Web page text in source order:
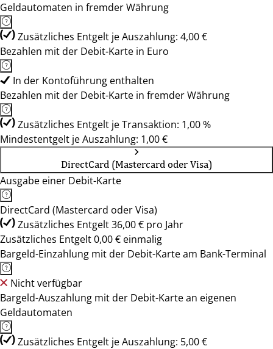
Geldautomaten in fremder Währung
Zusätzliches Entgelt je Auszahlung: 4,00 €
Bezahlen mit der Debit-Karte in Euro
In der Kontoführung enthalten
Bezahlen mit der Debit-Karte in fremder Währung
Zusätzliches Entgelt je Transaktion: 1,00 %
Mindestentgelt je Auszahlung: 1,00 €
DirectCard (Mastercard oder Visa)
Ausgabe einer Debit-Karte
DirectCard (Mastercard oder Visa)
Zusätzliches Entgelt 36,00 € pro Jahr
Zusätzliches Entgelt 0,00 € einmalig
Bargeld-Einzahlung mit der Debit-Karte am Bank-Terminal
Nicht verfügbar
Bargeld-Auszahlung mit der Debit-Karte an eigenen
Geldautomaten
Zusätzliches Entgelt je Auszahlung: 5,00 €